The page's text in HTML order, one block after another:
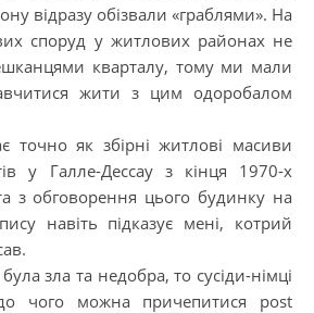
відразу обізвали «граблями». На
споруд у житлових районах не
кварталу, тому ми мали
жити з цим одоробалом
точно як збірні житлові масиви
у Галле-Дессау з кінця 1970-х
з обговорення цього будинку на
навіть підказує мені, котрий
зла та недобра, то сусіди-німці
чого можна причепитися post